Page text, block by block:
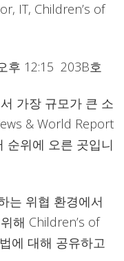
IT, Children’s of
후 12:15 203B호
가장 규모가 큰 소
& World Report
순위에 오른 곳입니
는 위협 환경에서
해 Children’s of
에 대해 공유하고